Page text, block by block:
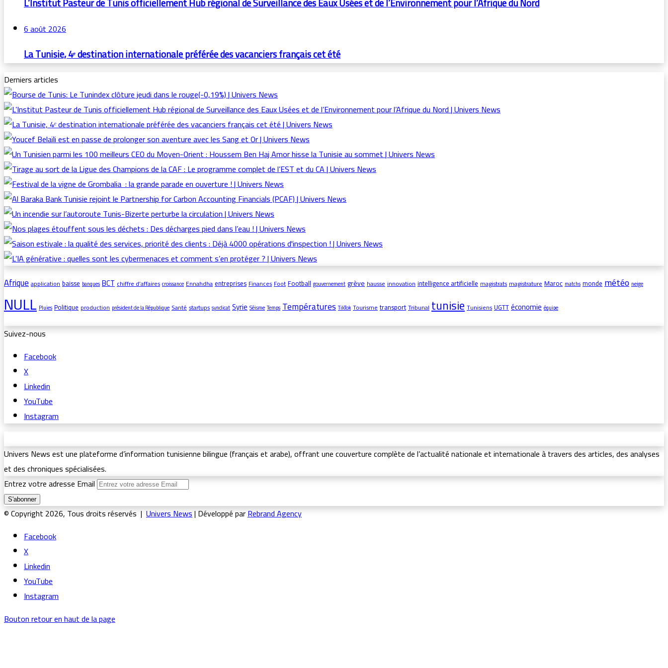
6 août 2026
La Tunisie, 4ᵉ destination internationale préférée des vacanciers français cet été
Derniers articles
Afriqueapplicationbaisse banques BCTchiffre d’affaires croissance EnnahdhaentreprisesFinancesFootFootball gouvernement grèvehausseinnovationintelligence artificiellemagistratsmagistratureMaroc matchs mondemétéo neige
NULL Pluies Politique production président de la République Santéstartups syndicat Syrie Séisme Temps Températures TikTok TourismetransportTribunaltunisieTunisiensUGTTéconomie équipe
Suivez-nous
Facebook
X
Linkedin
YouTube
Instagram
Univers News est une plateforme d’information tunisienne bilingue (français et arabe), offrant une couverture complète de l’actualité nationale et internationale à travers des articles, des analyses
et des chroniques spécialisées.
Entrez votre adresse Email
© Copyright 2026, Tous droits réservés |Univers News| Développé parRebrand Agency
Facebook
X
Linkedin
YouTube
Instagram
Bouton retour en haut de la page